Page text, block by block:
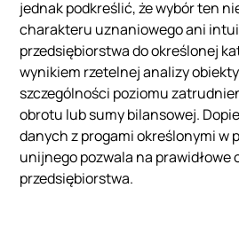
jednak podkreślić, że wybór ten
charakteru uznaniowego ani
przedsiębiorstwa do określonej
wynikiem rzetelnej analizy
szczególności poziomu
obrotu lub sumy bilansowej.
danych z progami określonymi w
unijnego pozwala na
przedsiębiorstwa.